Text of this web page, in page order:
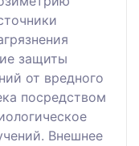
зaщиты
от вредного
посредством
Внешнeе